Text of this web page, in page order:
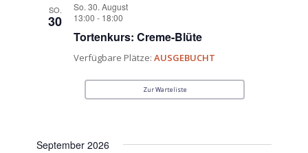
SO.
30
So. 30. August
13:00 - 18:00
Tortenkurs: Creme-Blüte
Verfügbare Plätze:AUSGEBUCHT
Zur Warteliste
September 2026